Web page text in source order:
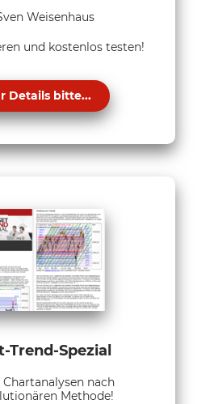
Weisenhaus
und kostenlos testen!
Details bitte...
Trend-Spezial
nach
Methode!